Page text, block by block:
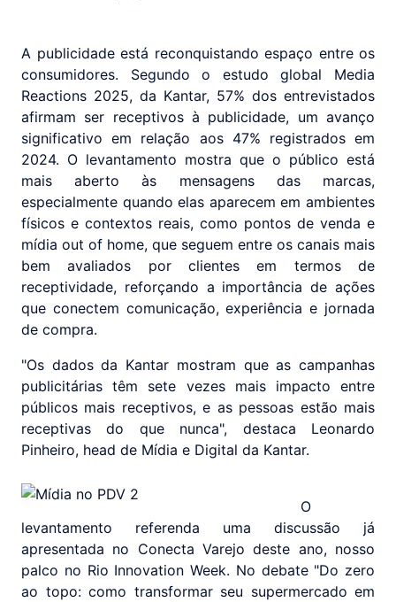
A publicidade está reconquistando espaço entre os
consumidores. Segundo o estudo global Media
Reactions 2025, da Kantar, 57% dos entrevistados
afirmam ser receptivos à publicidade, um avanço
significativo em relação aos 47% registrados em
2024. O levantamento mostra que o público está
mais aberto às mensagens das marcas,
especialmente quando elas aparecem em ambientes
físicos e contextos reais, como pontos de venda e
mídia out of home, que seguem entre os canais mais
bem avaliados por clientes em termos de
receptividade, reforçando a importância de ações
que conectem comunicação, experiência e jornada
de compra.
"Os dados da Kantar mostram que as campanhas
publicitárias têm sete vezes mais impacto entre
públicos mais receptivos, e as pessoas estão mais
receptivas do que nunca", destaca Leonardo
Pinheiro, head de Mídia e Digital da Kantar.
O
levantamento referenda uma discussão já
apresentada no Conecta Varejo deste ano, nosso
palco no Rio Innovation Week. No debate "Do zero
ao topo: como transformar seu supermercado em